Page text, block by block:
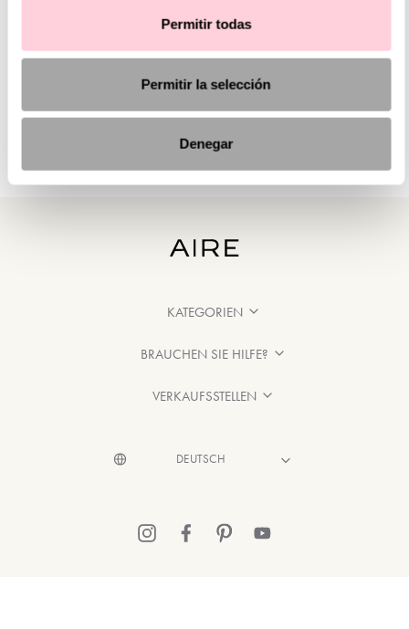
Permitir todas
Permitir la selección
Denegar
KATEGORIEN
BRAUCHEN SIE HILFE?
VERKAUFSSTELLEN